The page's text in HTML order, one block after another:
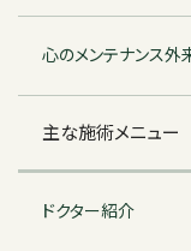
心のメンテナンス外
主な施術メニュー
ドクター紹介